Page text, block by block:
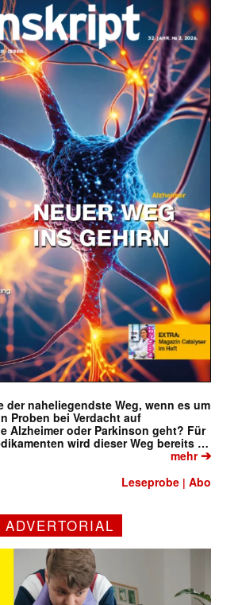
der naheliegendste Weg, wenn es um
Proben bei Verdacht auf
Alzheimer oder Parkinson geht? Für
wird dieser Weg bereits …
mehr➔
Leseprobe |Abo
ADVERTORIAL